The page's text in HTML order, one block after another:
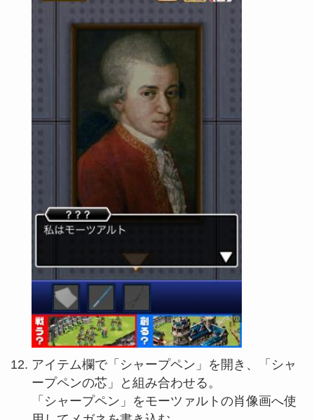
アイテム欄で「シャープペン」を開き、「シャ
ープペンの芯」と組み合わせる。
「シャープペン」をモーツァルトの肖像画へ使